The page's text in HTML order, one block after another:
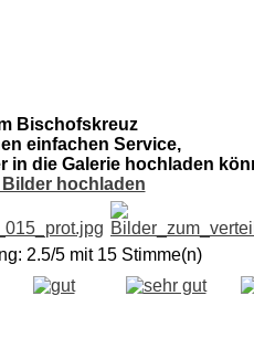
Bischofskreuz
einfachen Service,
in die Galerie hochladen
hochladen
2.5/5 mit 15 Stimme(n)